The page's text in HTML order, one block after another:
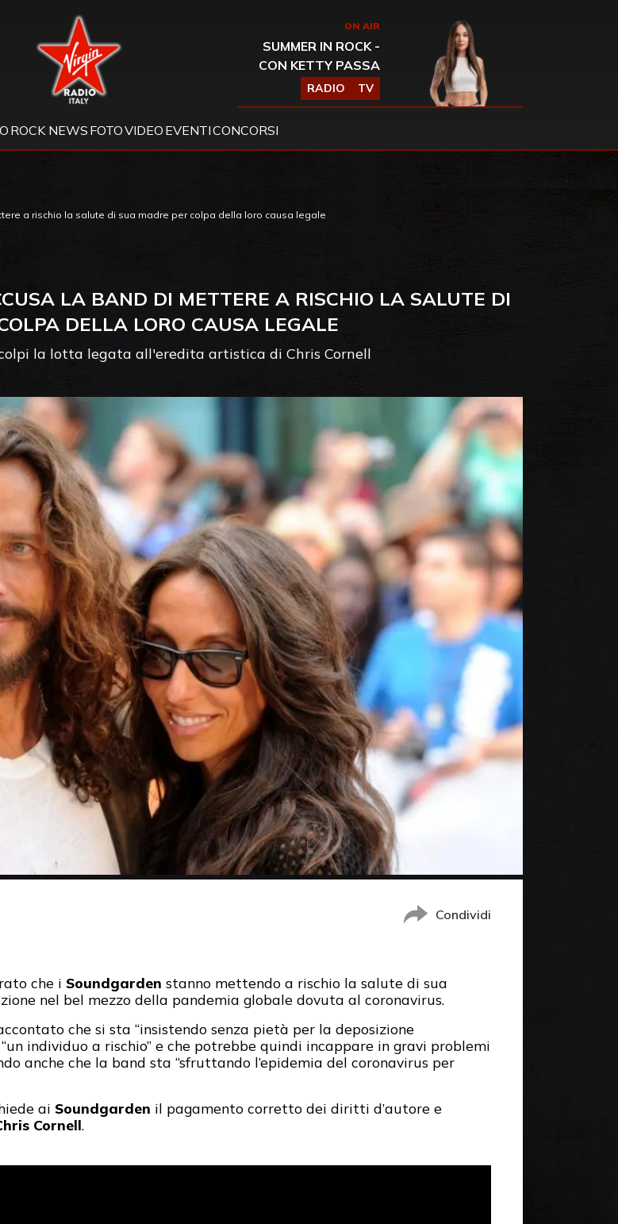
Virgin Radio ON AIR
SUMMER IN ROCK -
CON KETTY PASSA
RADIO TV
ROCK NEWS FOTOVIDEO EVENTICONCORSI
a rischio la salute di sua madre per colpa della loro causa legale
LA BAND DI METTERE A RISCHIO LA SALUTE DI
DELLA LORO CAUSA LEGALE
la lotta legata all'eredita artistica di Chris Cornell
Condividi
che i Soundgarden stanno mettendo a rischio la salute di sua
nel bel mezzo della pandemia globale dovuta al coronavirus.
che si sta “insistendo senza pietà per la deposizione
individuo a rischio” e che potrebbe quindi incappare in gravi problemi
anche che la band sta “sfruttando l’epidemia del coronavirus per
ai Soundgarden il pagamento corretto dei diritti d’autore e
Cornell.